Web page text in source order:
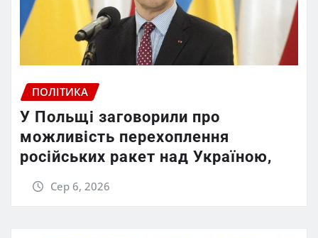
ПОЛІТИКА
У Польщі заговорили про
можливість перехоплення
російських ракет над Україною,
Сер 6, 2026